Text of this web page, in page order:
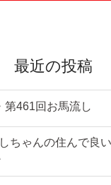
最近の投稿
第461回お馬流し
ちゃんの住んで良い